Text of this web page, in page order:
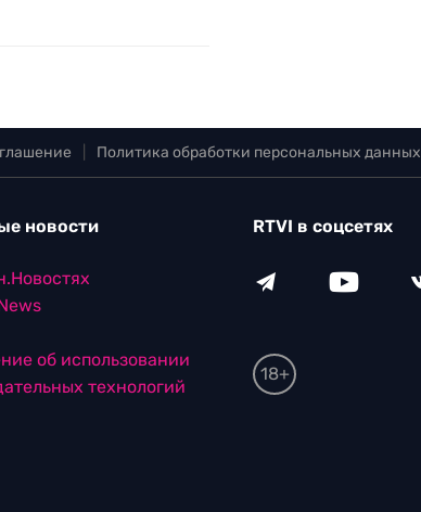
Политика обработки персональных данных
новости
об использовании
технологий
RTVI в соцсетях
18+